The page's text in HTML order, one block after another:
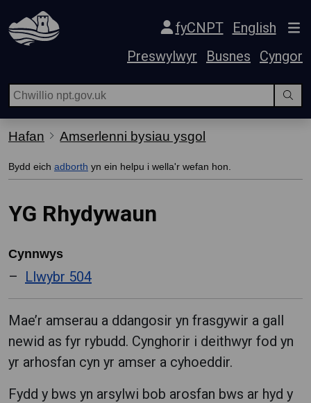
Hepgor gwe-lywio
fyCNPT
English
Preswylwyr
Busnes Cyngor
Hafan Amserlenni bysiau ysgol
Bydd eich adborth yn ein helpu i wella'r wefan hon.
YG Rhydywaun
Cynnwys
Llwybr 504
Mae’r amserau a ddangosir yn frasgywir a gall
newid as fyr rybudd. Cynghorir i deithwyr fod yn
yr arhosfan cyn yr amser a cyhoeddir.
Fydd y bws yn arsylwi bob arosfan bws ar hyd y